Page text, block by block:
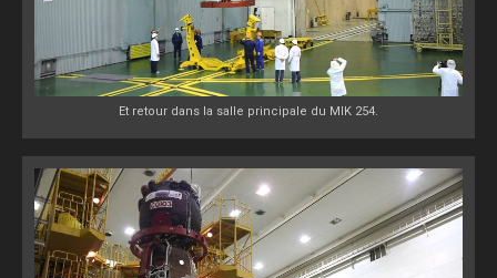
Et retour dans la salle principale du MIK 254.